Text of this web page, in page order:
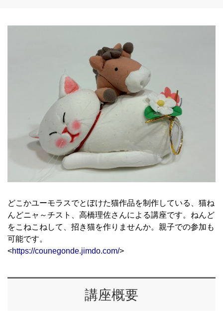
どこかユーモラスでとぼけた猫作品を制作している、猫ね
んどニャ～チスト、高橋理佐さんによる講座です。ねんど
をこねこねして、招き猫を作りませんか。親子での参加も
可能です。
<https://counegonde.jimdo.com/>
講座概要